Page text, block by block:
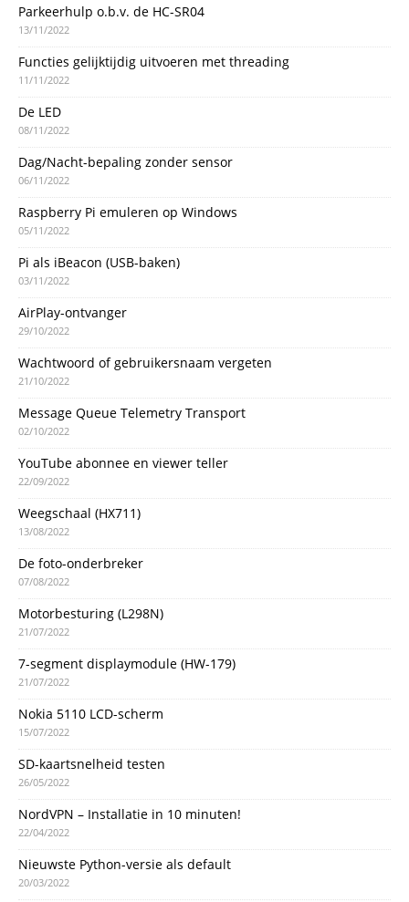
Parkeerhulp o.b.v. de HC-SR04
13/11/2022
Functies gelijktijdig uitvoeren met threading
11/11/2022
De LED
08/11/2022
Dag/Nacht-bepaling zonder sensor
06/11/2022
Raspberry Pi emuleren op Windows
05/11/2022
Pi als iBeacon (USB-baken)
03/11/2022
AirPlay-ontvanger
29/10/2022
Wachtwoord of gebruikersnaam vergeten
21/10/2022
Message Queue Telemetry Transport
02/10/2022
YouTube abonnee en viewer teller
22/09/2022
Weegschaal (HX711)
13/08/2022
De foto-onderbreker
07/08/2022
Motorbesturing (L298N)
21/07/2022
7-segment displaymodule (HW-179)
21/07/2022
Nokia 5110 LCD-scherm
15/07/2022
SD-kaartsnelheid testen
26/05/2022
NordVPN – Installatie in 10 minuten!
22/04/2022
Nieuwste Python-versie als default
20/03/2022